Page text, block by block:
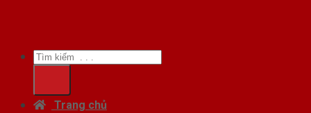
Tìm
kiếm:
Trang chủ